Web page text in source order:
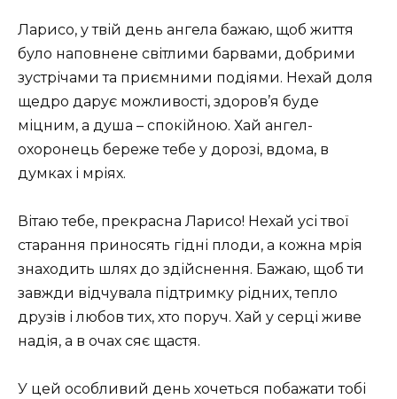
Ларисо, у твій день ангела бажаю, щоб життя
було наповнене світлими барвами, добрими
зустрічами та приємними подіями. Нехай доля
щедро дарує можливості, здоров’я буде
міцним, а душа – спокійною. Хай ангел-
охоронець береже тебе у дорозі, вдома, в
думках і мріях.
Вітаю тебе, прекрасна Ларисо! Нехай усі твої
старання приносять гідні плоди, а кожна мрія
знаходить шлях до здійснення. Бажаю, щоб ти
завжди відчувала підтримку рідних, тепло
друзів і любов тих, хто поруч. Хай у серці живе
надія, а в очах сяє щастя.
У цей особливий день хочеться побажати тобі